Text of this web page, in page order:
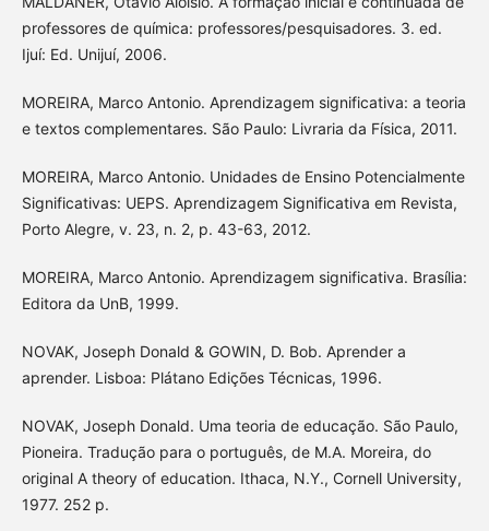
professores de química: professores/pesquisadores. 3. ed.
Ijuí: Ed. Unijuí, 2006.
MOREIRA, Marco Antonio. Aprendizagem significativa: a teoria
e textos complementares. São Paulo: Livraria da Física, 2011.
MOREIRA, Marco Antonio. Unidades de Ensino Potencialmente
Significativas: UEPS. Aprendizagem Significativa em Revista,
Porto Alegre, v. 23, n. 2, p. 43-63, 2012.
MOREIRA, Marco Antonio. Aprendizagem significativa. Brasília:
Editora da UnB, 1999.
NOVAK, Joseph Donald & GOWIN, D. Bob. Aprender a
aprender. Lisboa: Plátano Edições Técnicas, 1996.
NOVAK, Joseph Donald. Uma teoria de educação. São Paulo,
Pioneira. Tradução para o português, de M.A. Moreira, do
original A theory of education. Ithaca, N.Y., Cornell University,
1977. 252 p.